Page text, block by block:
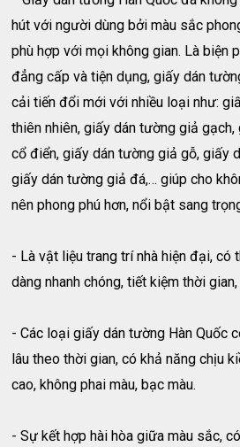
hút với người dùng bởi màu sắc
phù hợp với mọi không gian. Là biện
đẳng cấp và tiện dụng, giấy dán
cải tiến đổi mới với nhiều loại như:
thiên nhiên, giấy dán tường giả
cổ điển, giấy dán tường giả gỗ, giấy
giấy dán tường giả đá,… giúp cho
nên phong phú hơn, nổi bật sang
- Là vật liệu trang trí nhà hiện đại, có
dàng nhanh chóng, tiết kiệm thời
- Các loại giấy dán tường Hàn Quốc
lâu theo thời gian, có khả năng chịu
cao, không phai màu, bạc màu.
- Sự kết hợp hài hòa giữa màu sắc,